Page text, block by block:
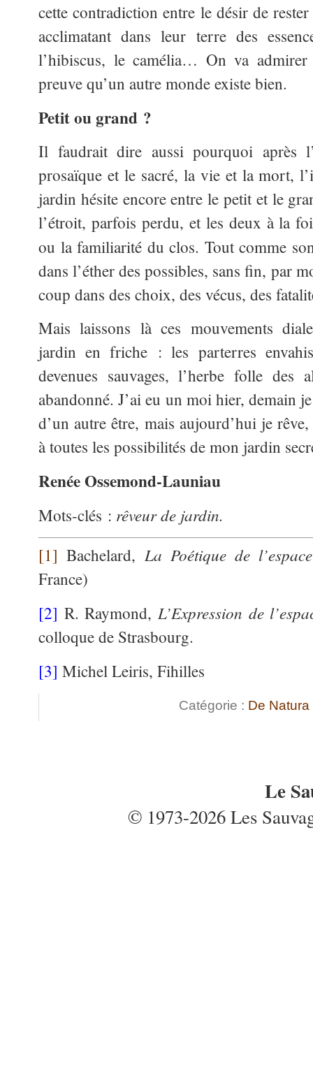
cette contradiction entre le désir de
acclimatant dans leur terre des
l’hibiscus, le camélia… On va
preuve qu’un autre monde existe bien.
Petit ou grand ?
Il faudrait dire aussi pourquoi après
prosaïque et le sacré, la vie et la mort,
jardin hésite encore entre le petit et le
l’étroit, parfois perdu, et les deux à la
ou la familiarité du clos. Tout comme
dans l’éther des possibles, sans fin, par
coup dans des choix, des vécus, des
Mais laissons là ces mouvements
jardin en friche : les parterres
devenues sauvages, l’herbe folle
abandonné. J’ai eu un moi hier, demain
d’un autre être, mais aujourd’hui je
à toutes les possibilités de mon jardin
Renée Ossemond-Launiau
Mots-clés : rêveur de jardin.
[1] Bachelard, La Poétique de l’espace
France)
[2] R. Raymond, L’Expression de
colloque de Strasbourg.
[3] Michel Leiris, Fihilles
Catégorie : De Natura
Le
© 1973-2026 Les